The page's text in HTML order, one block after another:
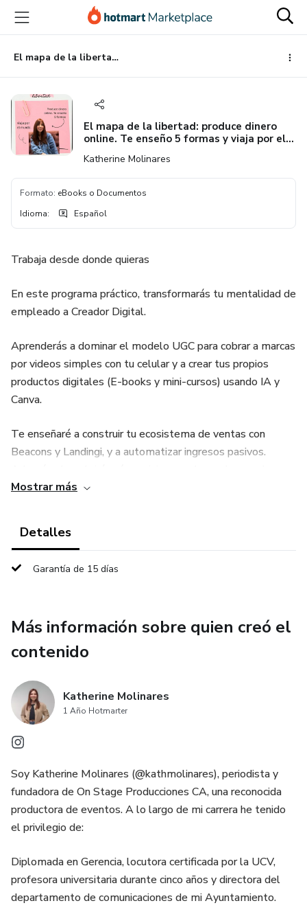
principal
página
de
página
El mapa de la libertad: produce dinero online. Te enseño 5 formas y viaja por el mundo.
El mapa de la libertad: produce dinero
online. Te enseño 5 formas y viaja por el
Katherine Molinares
Formato: eBooks o Documentos
Idioma: Español
Trabaja desde donde quieras
En este programa práctico, transformarás tu mentalidad de
empleado a Creador Digital.
Aprenderás a dominar el modelo UGC para cobrar a marcas
por videos simples con tu celular y a crear tus propios
productos digitales (E-books y mini-cursos) usando IA y
Canva.
Te enseñaré a construir tu ecosistema de ventas con
Beacons y Landingi, y a automatizar ingresos pasivos.
apps de voluntariado y House Sitting. En 30 días, pasarás
Mostrar más
Detalles
Garantía de 15 días
Más información sobre quien creó el
contenido
Katherine Molinares
1 Año Hotmarter
Soy Katherine Molinares (@kathmolinares), periodista y
fundadora de On Stage Producciones CA, una reconocida
productora de eventos. A lo largo de mi carrera he tenido
el privilegio de:
Diplomada en Gerencia, locutora certificada por la UCV,
profesora universitaria durante cinco años y directora del
departamento de comunicaciones de mi Ayuntamiento.